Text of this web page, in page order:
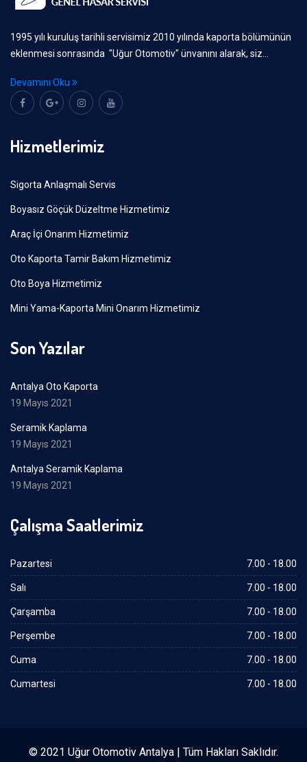
1995 yılı kuruluş tarihli servisimiz 2010 yılında kaporta bölümünün
eklenmesi sonrasında "Uğur Otomotiv" ünvanını alarak, siz...
Devamını Oku
Hizmetlerimiz
Sigorta Anlaşmalı Servis
Boyasız Göçük Düzeltme Hizmetimiz
Araç İçi Onarım Hizmetimiz
Oto Kaporta Tamir Bakım Hizmetimiz
Oto Boya Hizmetimiz
Mini Yama-Kaporta Mini Onarım Hizmetimiz
Son Yazılar
Antalya Oto Kaporta
19 Mayıs 2021
Seramik Kaplama
19 Mayıs 2021
Antalya Seramik Kaplama
19 Mayıs 2021
Çalışma Saatlerimiz
Pazartesi 7.00 - 18.00
Salı 7.00 - 18.00
Çarşamba 7.00 - 18.00
Perşembe 7.00 - 18.00
Cuma 7.00 - 18.00
Cumartesi 7.00 - 18.00
© 2021 Uğur Otomotiv Antalya | Tüm Hakları Saklıdır.